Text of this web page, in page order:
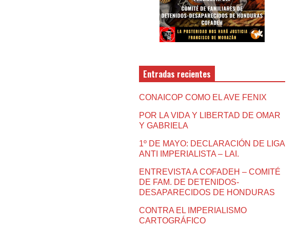
Entradas recientes
CONAICOP COMO EL AVE FENIX
POR LA VIDA Y LIBERTAD DE OMAR
Y GABRIELA
1º DE MAYO: DECLARACIÓN DE LIGA
ANTI IMPERIALISTA – LAI.
ENTREVISTA A COFADEH – COMITÉ
DE FAM. DE DETENIDOS-
DESAPARECIDOS DE HONDURAS
CONTRA EL IMPERIALISMO
CARTOGRÁFICO